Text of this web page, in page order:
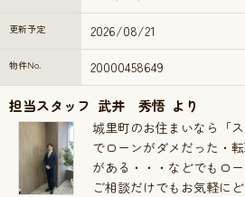
更新予定 2026/08/21
物件No. 20000458649
担当スタッフ 武井 秀悟 より
城里町のお住まいなら「
でローンがダメだった・
がある・・・などでもロ
ご相談だけでもお気軽に